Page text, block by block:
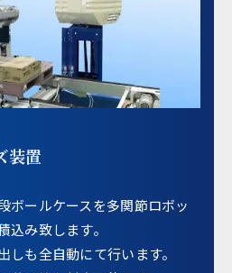
装置
ボールケースを多関節ロボッ
込み致します。
しも全自動にて行います。